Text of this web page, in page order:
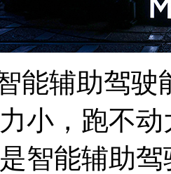
能辅助驾
小，跑不
智能辅助